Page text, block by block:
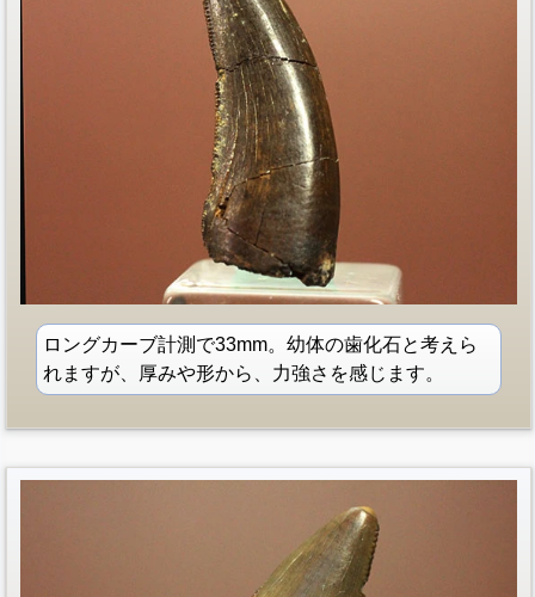
ロングカーブ計測で33mm。幼体の歯化石と考えら
れますが、厚みや形から、力強さを感じます。